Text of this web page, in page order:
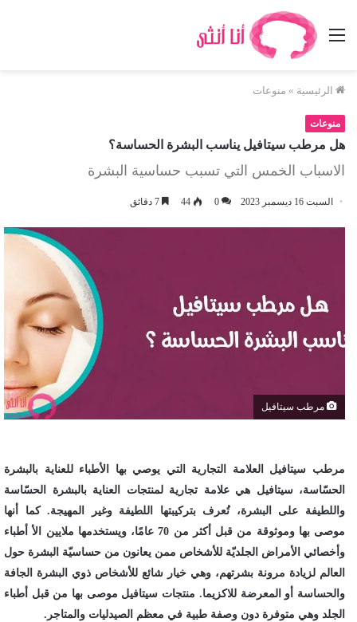
القائمة
الرئيسية » منوعات
منوعات
هل مرطب سيتافيل يناسب البشرة الحساسة؟
الاسباب الخمس التي تسبب حساسية البشرة
السبت 16 ديسمبر 2023 0
44
مرطب سيتافيل
مرطب سيتافيل العلامة التجارية التي يوصي بها الأطباء للعناية بالبشرة
الحسّاسة، سيتافيل هي علامة تجارية لمنتجات العناية بالبشرة الحسّاسة
واللطيفة على البشرة، تُعرف بتركيبتها اللطيفة وغير المهيجة. كما أنها
موصى بها وموثوقة من قبل أكثر من 70 عامًا، ويستخدمها ملايين الأ أطباء
وأخصائي الأمراض الجلديّة للأشخاص ممن يعانون من حساسيّة البشرة حول
العالم لزيادة مرونة بشرتهم، وهي خيار شائع للأشخاص ذوي البشرة الجافة
والحساسة أو المعرضة للاكزيما. منتجات سيتافيل موصى بها من قبل أطباء
الجلد وهي متوفرة دون وصفة طبية في معظم الصيدليات والمتاجر.